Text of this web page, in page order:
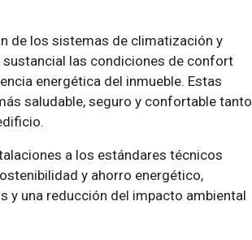
de los sistemas de climatización y
las condiciones de confort
energética del inmueble. Estas
saludable, seguro y confortable tanto
a los estándares técnicos
y ahorro energético,
y una reducción del impacto ambiental